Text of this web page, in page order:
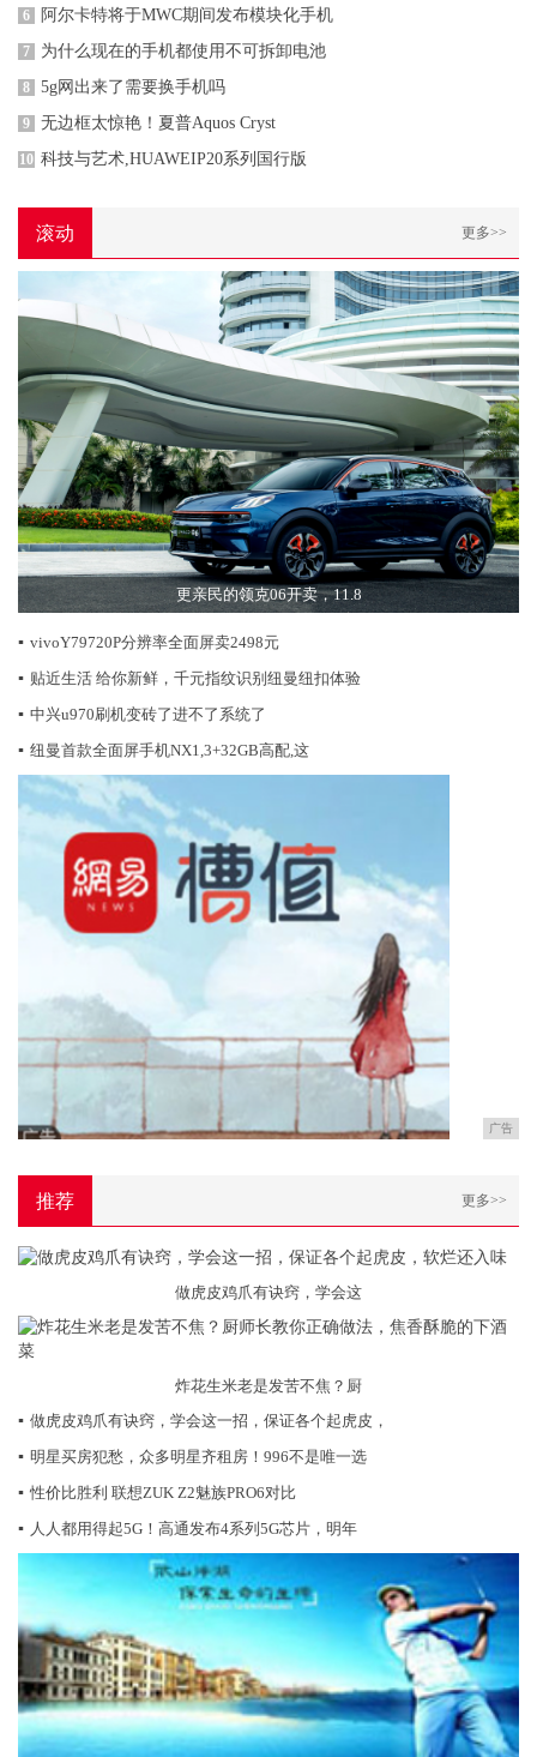
6 阿尔卡特将于MWC期间发布模块化手机
7 为什么现在的手机都使用不可拆卸电池
8 5g网出来了需要换手机吗
9 无边框太惊艳！夏普Aquos Cryst
10 科技与艺术,HUAWEIP20系列国行版
滚动 更多>>
更亲民的领克06开卖，11.8
▪ vivoY79720P分辨率全面屏卖2498元
▪ 贴近生活 给你新鲜，千元指纹识别纽曼纽扣体验
▪ 中兴u970刷机变砖了进不了系统了
▪ 纽曼首款全面屏手机NX1,3+32GB高配,这
广告
推荐 更多>>
做虎皮鸡爪有诀窍，学会这
炸花生米老是发苦不焦？厨
▪ 做虎皮鸡爪有诀窍，学会这一招，保证各个起虎皮，
▪ 明星买房犯愁，众多明星齐租房！996不是唯一选
▪ 性价比胜利 联想ZUK Z2魅族PRO6对比
▪ 人人都用得起5G！高通发布4系列5G芯片，明年